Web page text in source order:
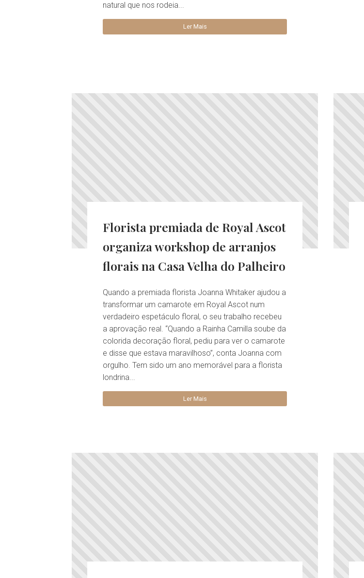
natural que nos rodeia...
Ler Mais
Florista premiada de Royal Ascot
organiza workshop de arranjos
florais na Casa Velha do Palheiro
Quando a premiada florista Joanna Whitaker ajudou a
transformar um camarote em Royal Ascot num
verdadeiro espetáculo floral, o seu trabalho recebeu
a aprovação real. “Quando a Rainha Camilla soube da
colorida decoração floral, pediu para ver o camarote
e disse que estava maravilhoso”, conta Joanna com
orgulho. Tem sido um ano memorável para a florista
londrina...
Ler Mais